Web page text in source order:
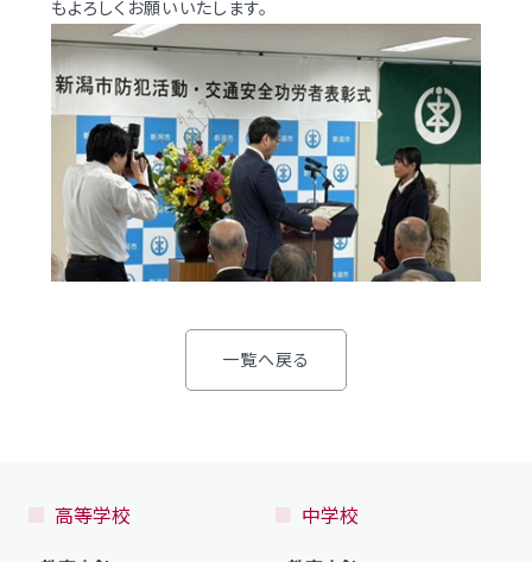
学校生活
日々の学習サイクル
年間行事カレンダー
部活動情報
制服（中学）
各種書類ダウンロード
新着情報
諸経費
入試日程・手続き文書
高校オープンスクール
高校1日体験入部
進路・部活動など
進路概況
もよろしくお願いいたします。
一覧へ戻る
高等学校 中学校